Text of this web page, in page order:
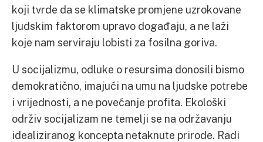
koji tvrde da se klimatske promjene uzrokovane
ljudskim faktorom upravo događaju, a ne laži
koje nam serviraju lobisti za fosilna goriva.
U socijalizmu, odluke o resursima donosili bismo
demokratično, imajući na umu na ljudske potrebe
i vrijednosti, a ne povećanje profita. Ekološki
održiv socijalizam ne temelji se na održavanju
idealiziranog koncepta netaknute prirode. Radi